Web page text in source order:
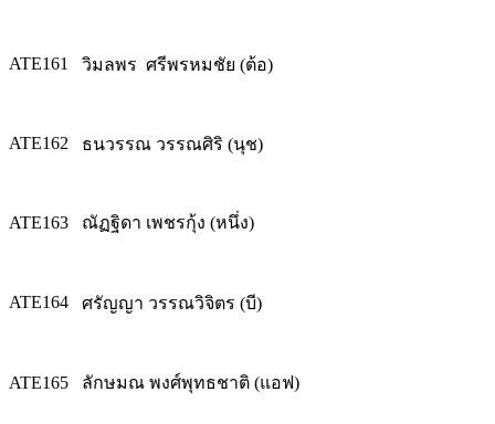
ATE161 วิมลพร ศรีพรหมชัย (ต้อ)
ATE162 ธนวรรณ วรรณศิริ (นุช)
ATE163 ณัฏฐิดา เพชรกุ้ง (หนึ่ง)
ATE164 ศรัญญา วรรณวิจิตร (บี)
ATE165 ลักษมณ พงศ์พุทธชาติ (แอฟ)